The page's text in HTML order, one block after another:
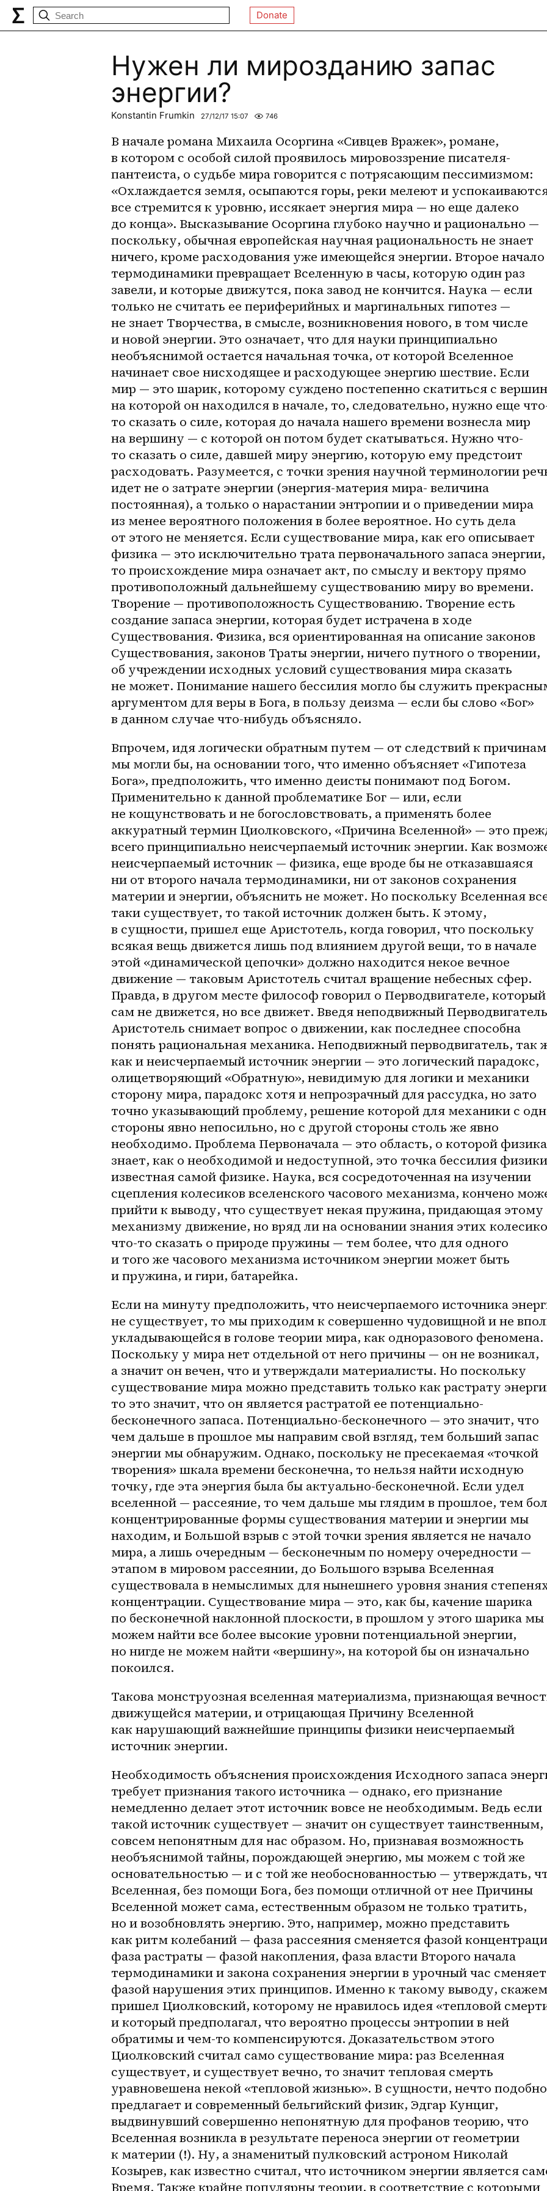
Donate
Нужен ли мирозданию запас
энергии?
Konstantin Frumkin 27/12/17 15:07 746
В начале романа Михаила Осоргина «Сивцев Вражек», романе,
в котором с особой силой проявилось мировоззрение писателя-
пантеиста, о судьбе мира говорится с потрясающим пессимизмом:
«Охлаждается земля, осыпаются горы, реки мелеют и
все стремится к уровню, иссякает энергия мира — но еще далеко
до конца». Высказывание Осоргина глубоко научно и рационально —
поскольку, обычная европейская научная рациональность не знает
ничего, кроме расходования уже имеющейся энергии. Второе начало
термодинамики превращает Вселенную в часы, которую один раз
завели, и которые движутся, пока завод не кончится. Наука — если
только не считать ее периферийных и маргинальных гипотез —
не знает Творчества, в смысле, возникновения нового, в том числе
и новой энергии. Это означает, что для науки принципиально
необъяснимой остается начальная точка, от которой Вселенное
начинает свое нисходящее и расходующее энергию шествие. Если
мир — это шарик, которому суждено постепенно скатиться с
на которой он находился в начале, то, следовательно, нужно еще
то сказать о силе, которая до начала нашего времени вознесла мир
на вершину — с которой он потом будет скатываться. Нужно что-
то сказать о силе, давшей миру энергию, которую ему предстоит
расходовать. Разумеется, с точки зрения научной терминологии
идет не о затрате энергии (энергия-материя мира- величина
постоянная), а только о нарастании энтропии и о приведении мира
из менее вероятного положения в более вероятное. Но суть дела
от этого не меняется. Если существование мира, как его описывает
физика — это исключительно трата первоначального запаса энергии,
то происхождение мира означает акт, по смыслу и вектору прямо
противоположный дальнейшему существованию миру во времени.
Творение — противоположность Существованию. Творение есть
создание запаса энергии, которая будет истрачена в ходе
Существования. Физика, вся ориентированная на описание законов
Существования, законов Траты энергии, ничего путного о творении,
об учреждении исходных условий существования мира сказать
не может. Понимание нашего бессилия могло бы служить
аргументом для веры в Бога, в пользу деизма — если бы слово «Бог»
в данном случае что-нибудь объясняло.
Впрочем, идя логически обратным путем — от следствий к
мы могли бы, на основании того, что именно объясняет «Гипотеза
Бога», предположить, что именно деисты понимают под Богом.
Применительно к данной проблематике Бог — или, если
не кощунствовать и не богословствовать, а применять более
аккуратный термин Циолковского, «Причина Вселенной» — это
всего принципиально неисчерпаемый источник энергии. Как
неисчерпаемый источник — физика, еще вроде бы не отказавшаяся
ни от второго начала термодинамики, ни от законов сохранения
материи и энергии, объяснить не может. Но поскольку Вселенная
таки существует, то такой источник должен быть. К этому,
в сущности, пришел еще Аристотель, когда говорил, что поскольку
всякая вещь движется лишь под влиянием другой вещи, то в начале
этой «динамической цепочки» должно находится некое вечное
движение — таковым Аристотель считал вращение небесных сфер.
Правда, в другом месте философ говорил о Перводвигателе, который
сам не движется, но все движет. Введя неподвижный
Аристотель снимает вопрос о движении, как последнее способна
понять рациональная механика. Неподвижный перводвигатель, так
как и неисчерпаемый источник энергии — это логический парадокс,
олицетворяющий «Обратную», невидимую для логики и механики
сторону мира, парадокс хотя и непрозрачный для рассудка, но зато
точно указывающий проблему, решение которой для механики с
стороны явно непосильно, но с другой стороны столь же явно
необходимо. Проблема Первоначала — это область, о которой физика
знает, как о необходимой и недоступной, это точка бессилия
известная самой физике. Наука, вся сосредоточенная на изучении
сцепления колесиков вселенского часового механизма, кончено
прийти к выводу, что существует некая пружина, придающая этому
механизму движение, но вряд ли на основании знания этих
что-то сказать о природе пружины — тем более, что для одного
и того же часового механизма источником энергии может быть
и пружина, и гири, батарейка.
Если на минуту предположить, что неисчерпаемого источника
не существует, то мы приходим к совершенно чудовищной и не
укладывающейся в голове теории мира, как одноразового феномена.
Поскольку у мира нет отдельной от него причины — он не возникал,
а значит он вечен, что и утверждали материалисты. Но поскольку
существование мира можно представить только как растрату
то это значит, что он является растратой ее потенциально-
бесконечного запаса. Потенциально-бесконечного — это значит, что
чем дальше в прошлое мы направим свой взгляд, тем больший запас
энергии мы обнаружим. Однако, поскольку не пресекаемая «точкой
творения» шкала времени бесконечна, то нельзя найти исходную
точку, где эта энергия была бы актуально-бесконечной. Если удел
вселенной — рассеяние, то чем дальше мы глядим в прошлое, тем
концентрированные формы существования материи и энергии мы
находим, и Большой взрыв с этой точки зрения является не начало
мира, а лишь очередным — бесконечным по номеру очередности —
этапом в мировом рассеянии, до Большого взрыва Вселенная
существовала в немыслимых для нынешнего уровня знания
концентрации. Существование мира — это, как бы, качение шарика
по бесконечной наклонной плоскости, в прошлом у этого шарика мы
можем найти все более высокие уровни потенциальной энергии,
но нигде не можем найти «вершину», на которой бы он изначально
покоился.
Такова монструозная вселенная материализма, признающая
движущейся материи, и отрицающая Причину Вселенной
как нарушающий важнейшие принципы физики неисчерпаемый
источник энергии.
Необходимость объяснения происхождения Исходного запаса
требует признания такого источника — однако, его признание
немедленно делает этот источник вовсе не необходимым. Ведь если
такой источник существует — значит он существует таинственным,
совсем непонятным для нас образом. Но, признавая возможность
необъяснимой тайны, порождающей энергию, мы можем с той же
основательностью — и с той же необоснованностью — утверждать,
Вселенная, без помощи Бога, без помощи отличной от нее Причины
Вселенной может сама, естественным образом не только тратить,
но и возобновлять энергию. Это, например, можно представить
как ритм колебаний — фаза рассеяния сменяется фазой
фаза растраты — фазой накопления, фаза власти Второго начала
термодинамики и закона сохранения энергии в урочный час
фазой нарушения этих принципов. Именно к такому выводу,
пришел Циолковский, которому не нравилось идея «тепловой
и который предполагал, что вероятно процессы энтропии в ней
обратимы и чем-то компенсируются. Доказательством этого
Циолковский считал само существование мира: раз Вселенная
существует, и существует вечно, то значит тепловая смерть
уравновешена некой «тепловой жизнью». В сущности, нечто
предлагает и современный бельгийский физик, Эдгар Кунциг,
выдвинувший совершенно непонятную для профанов теорию, что
Вселенная возникла в результате переноса энергии от геометрии
к материи (!). Ну, а знаменитый пулковский астроном Николай
Козырев, как известно считал, что источником энергии является
Время. Также крайне популярны теории, в соответствие с которыми